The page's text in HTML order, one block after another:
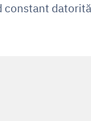
constant datorită